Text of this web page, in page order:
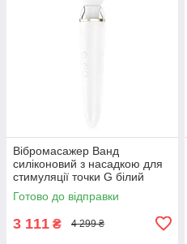
Вібромасажер Ванд
силіконовий з насадкою для
стимуляції точки G білий
Satisfyer Double Talla
Готово до відправки
3 111 ₴ 4 299 ₴